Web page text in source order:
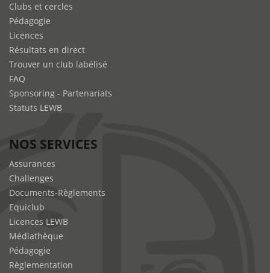
Clubs et cercles
Pédagogie
Licences
Résultats en direct
Trouver un club labélisé
FAQ
Sponsoring - Partenariats
Statuts LEWB
NOS SERVICES
Assurances
Challenges
Documents-Règlements
Equiclub
Licences LEWB
Médiathèque
Pédagogie
Règlementation